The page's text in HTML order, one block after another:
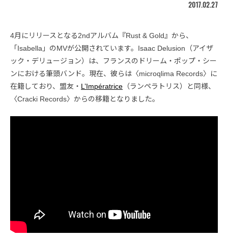
2017.02.27
4月にリリースとなる2ndアルバム『Rust & Gold』から、
「Isabella」のMVが公開されています。Isaac Delusion（アイザ
ック・デリュージョン）は、フランスのドリーム・ポップ・シー
ンにおける筆頭バンド。現在、彼らは〈microqlima Records〉に
在籍しており、盟友・ L’Impératrice （ランペラトリス）と同様、
〈Cracki Records〉からの移籍となりました。